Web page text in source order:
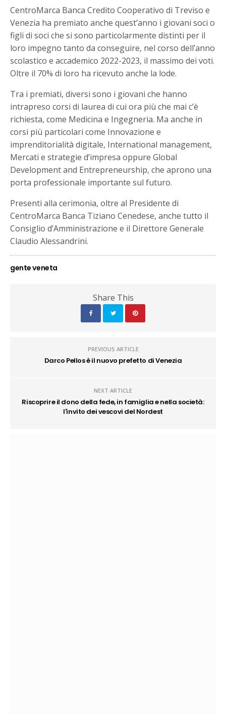
CentroMarca Banca Credito Cooperativo di Treviso e
Venezia ha premiato anche quest’anno i giovani soci o
figli di soci che si sono particolarmente distinti per il
loro impegno tanto da conseguire, nel corso dell’anno
scolastico e accademico 2022-2023, il massimo dei voti.
Oltre il 70% di loro ha ricevuto anche la lode.
Tra i premiati, diversi sono i giovani che hanno
intrapreso corsi di laurea di cui ora più che mai c’è
richiesta, come Medicina e Ingegneria. Ma anche in
corsi più particolari come Innovazione e
imprenditorialità digitale, International management,
Mercati e strategie d’impresa oppure Global
Development and Entrepreneurship, che aprono una
porta professionale importante sul futuro.
Presenti alla cerimonia, oltre al Presidente di
CentroMarca Banca Tiziano Cenedese, anche tutto il
Consiglio d’Amministrazione e il Direttore Generale
Claudio Alessandrini.
gente veneta
Share This
PREVIOUS ARTICLE
Darco Pellos è il nuovo prefetto di Venezia
NEXT ARTICLE
Riscoprire il dono della fede, in famiglia e nella società:
l'invito dei vescovi del Nordest